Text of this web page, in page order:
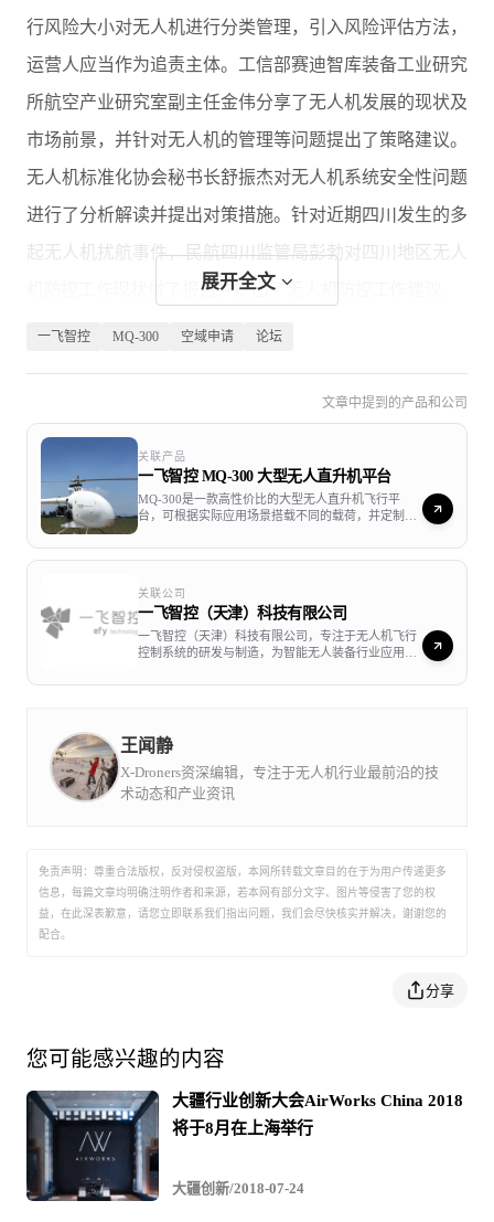
行风险大小对无人机进行分类管理，引入风险评估方法，
运营人应当作为追责主体。工信部赛迪智库装备工业研究
所航空产业研究室副主任金伟分享了无人机发展的现状及
市场前景，并针对无人机的管理等问题提出了策略建议。
无人机标准化协会秘书长舒振杰对无人机系统安全性问题
进行了分析解读并提出对策措施。针对近期四川发生的多
起无人机扰航事件，民航四川监管局彭勃对四川地区无人
机防控工作现状做了报告并提出了无人机防控工作建议。
峰会讨论的核心，即是如何在安全与发展之间寻求平衡，
既给无人机企业“松绑”，又能确保飞行安全。这略显沉重
企业也越来越重视安全问题，不断尝试用技术来破解监管
难题，为峰会带来“正能量”。
绝大多数无人机缺乏身份识别广播系统和相匹配的地面设
乏基站覆盖保护，导致无人机管控系统不能发挥很好的作
用。
一飞智控的百思智云平台可以在线申请空域。无人机作业
前，可以进行安全评估，对航线的安全性和合法性进行检
展开全文
一飞智控 MQ-300 空域申请 论坛
文章中提到的产品和公司
关联产品
一飞智控 MQ-300 大型无人直升机平台
MQ-300是一款高性价比的大型无人直升机飞行平
台，可根据实际应用场景搭载不同的载荷，并定制开
证的有人直升机XE285，经过机电改造后，核心控制
部分采用了Finix3000全双冗余工业级无人机飞行控制
滞空时间长，飞行高度高的特点。可作为大型无人直
升机平台搭载各种类型的大型载荷设备，广泛应用于
电力巡检、深林防火、防灾减灾等要求较高的行业应
用场景。
关联公司
一飞智控（天津）科技有限公司
一飞智控（天津）科技有限公司，专注于无人机飞行
控制系统的研发与制造，为智能无人装备行业应用提
心技术的积累，率先提出为无人机造“大脑”的概念。
在科技以人为本的技术原则下，Finix系列飞控以航空
级的设计制造标准，被广泛应用于各式主流直升飞机
及多旋翼飞机上。其中，MQ-300大型无人直升机飞
行平台的成功首飞，让一飞成为国内率先掌握有人驾
驶直升机无人化改造核心技术的民营企业。 目前一飞
安全可靠的飞行作业保障。
王闻静
X-Droners资深编辑，专注于无人机行业最前沿的技
术动态和产业资讯
免责声明：尊重合法版权，反对侵权盗版，本网所转载文章目的在于为用户传递更多
信息，每篇文章均明确注明作者和来源，若本网有部分文字、图片等侵害了您的权
益，在此深表歉意，请您立即联系我们指出问题，我们会尽快核实并解决，谢谢您的
配合。
分享
您可能感兴趣的内容
大疆行业创新大会AirWorks China 2018
将于8月在上海举行
大疆创新/2018-07-24